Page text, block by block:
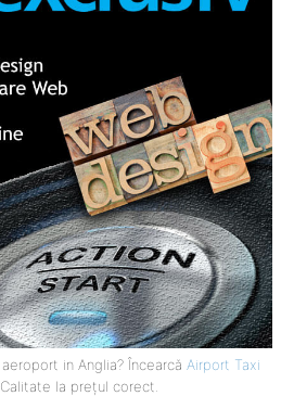
in Anglia? Încearcă Airport Taxi
. Calitate la prețul corect.